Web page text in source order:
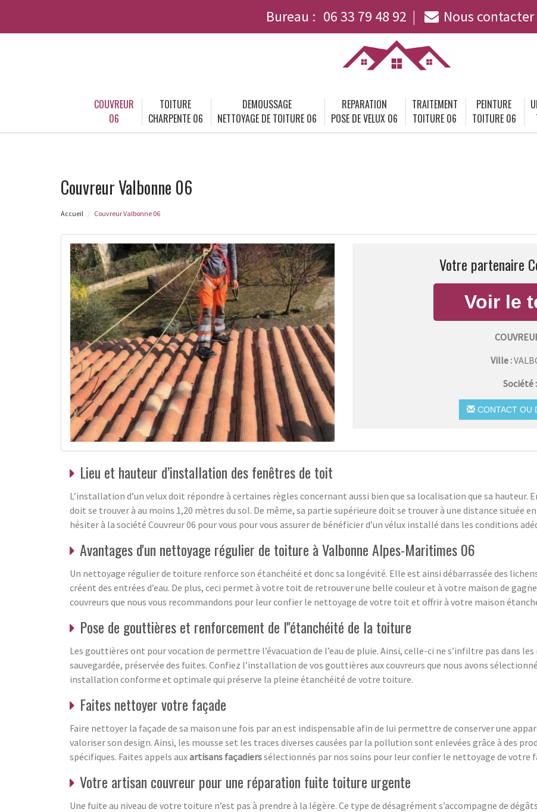
Bureau : 06 33 79 48 92 Nous contacter
COUVREUR
06
TOITURE
CHARPENTE 06
DEMOUSSAGE
NETTOYAGE DE TOITURE 06
REPARATION
POSE DE VELUX 06
TRAITEMENT
TOITURE 06
PEINTURE
TOITURE 06
Couvreur Valbonne 06
Accueil Couvreur Valbonne 06
Votre partenaire
Ville :
Société :
CONTACT OU
Lieu et hauteur d’installation des fenêtres de toit
L’installation d’un velux doit répondre à certaines règles concernant aussi bien que sa localisation que sa
doit se trouver à au moins 1,20 mètres du sol. De même, sa partie supérieure doit se trouver à une distance située
hésiter à la société Couvreur 06 pour vous pour vous assurer de bénéficier d’un vélux installé dans les conditions
Avantages d'un nettoyage régulier de toiture à Valbonne Alpes-Maritimes 06
Un nettoyage régulier de toiture renforce son étanchéité et donc sa longévité. Elle est ainsi débarrassée des
créent des entrées d’eau. De plus, ceci permet à votre toit de retrouver une belle couleur et à votre maison de
couvreurs que nous vous recommandons pour leur confier le nettoyage de votre toit et offrir à votre maison
Pose de gouttières et renforcement de l''étanchéité de la toiture
Les gouttières ont pour vocation de permettre l’évacuation de l’eau de pluie. Ainsi, celle-ci ne s’infiltre pas dans
sauvegardée, préservée des fuites. Confiez l’installation de vos gouttières aux couvreurs que nous avons
installation conforme et optimale qui préserve la pleine étanchéité de votre toiture.
Faites nettoyer votre façade
Faire nettoyer la façade de sa maison une fois par an est indispensable afin de lui permettre de conserver une
valoriser son design. Ainsi, les mousse set les traces diverses causées par la pollution sont enlevées grâce à des
spécifiques. Faites appels auxartisans façadierssélectionnés par nos soins pour leur confier le nettoyage de votre
Votre artisan couvreur pour une réparation fuite toiture urgente
Une fuite au niveau de votre toiture n’est pas à prendre à la légère. Ce type de désagrément s’accompagne de